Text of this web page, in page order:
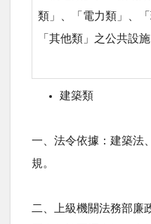
類」、「電力類」、
「其他類」之公共設施
建築類
一、法令依據：建築法
規。
二、上級機關法務部廉